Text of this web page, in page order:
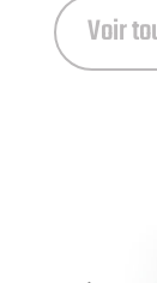
Voir